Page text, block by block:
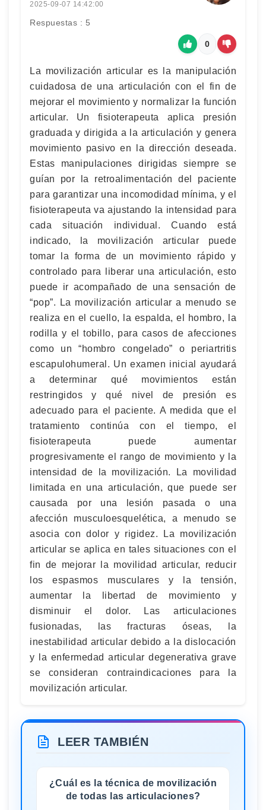
2025-09-07 14:42:00
Respuestas : 5
0
La movilización articular es la manipulación
cuidadosa de una articulación con el fin de
mejorar el movimiento y normalizar la función
articular. Un fisioterapeuta aplica presión
graduada y dirigida a la articulación y genera
movimiento pasivo en la dirección deseada.
Estas manipulaciones dirigidas siempre se
guían por la retroalimentación del paciente
para garantizar una incomodidad mínima, y el
fisioterapeuta va ajustando la intensidad para
cada situación individual. Cuando está
indicado, la movilización articular puede
tomar la forma de un movimiento rápido y
controlado para liberar una articulación, esto
puede ir acompañado de una sensación de
“pop”. La movilización articular a menudo se
realiza en el cuello, la espalda, el hombro, la
rodilla y el tobillo, para casos de afecciones
como un “hombro congelado” o periartritis
escapulohumeral. Un examen inicial ayudará
a determinar qué movimientos están
restringidos y qué nivel de presión es
adecuado para el paciente. A medida que el
tratamiento continúa con el tiempo, el
fisioterapeuta puede aumentar
progresivamente el rango de movimiento y la
intensidad de la movilización. La movilidad
limitada en una articulación, que puede ser
causada por una lesión pasada o una
afección musculoesquelética, a menudo se
asocia con dolor y rigidez. La movilización
articular se aplica en tales situaciones con el
fin de mejorar la movilidad articular, reducir
los espasmos musculares y la tensión,
aumentar la libertad de movimiento y
disminuir el dolor. Las articulaciones
fusionadas, las fracturas óseas, la
inestabilidad articular debido a la dislocación
y la enfermedad articular degenerativa grave
se consideran contraindicaciones para la
movilización articular.
LEER TAMBIÉN
¿Cuál es la técnica de movilización
de todas las articulaciones?